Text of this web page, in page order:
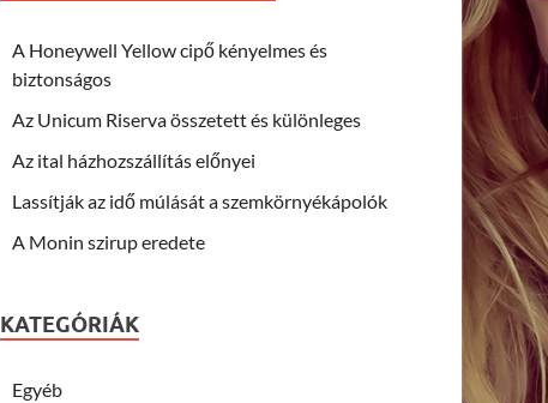
A Honeywell Yellow cipő kényelmes és
biztonságos
Az Unicum Riserva összetett és különleges
Az ital házhozszállítás előnyei
Lassítják az idő múlását a szemkörnyékápolók
A Monin szirup eredete
KATEGÓRIÁK
Egyéb